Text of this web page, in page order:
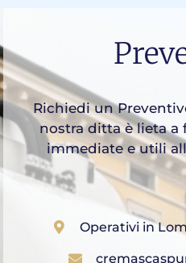
Richiedi un
nostra ditta è lieta
immediate e utili
Operativi in